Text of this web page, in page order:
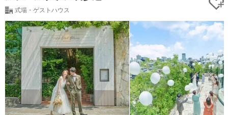
式場・ゲストハウス